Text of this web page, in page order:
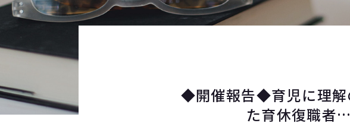
◆開催報告◆育児に理解
た育休復職者